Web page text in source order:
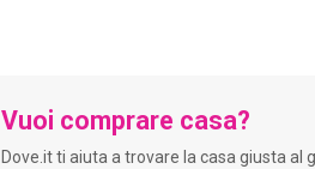
Vuoi comprare casa?
Dove.it ti aiuta a trovare la casa giusta al